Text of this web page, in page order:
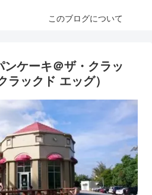
このブログについて
ンケーキ＠ザ・クラッ
ラックド エッグ）